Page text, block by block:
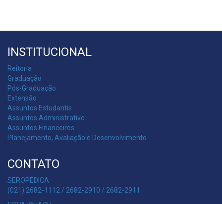
INSTITUCIONAL
Reitoria
Graduação
Pós-Graduação
Extensão
Assuntos Estudantis
Assuntos Administrativo
Assuntos Financeiros
Planejamento, Avaliação e Desenvolvimento
CONTATO
SEROPÉDICA
(021) 2682-1112 / 2682-2910 / 2682-2911